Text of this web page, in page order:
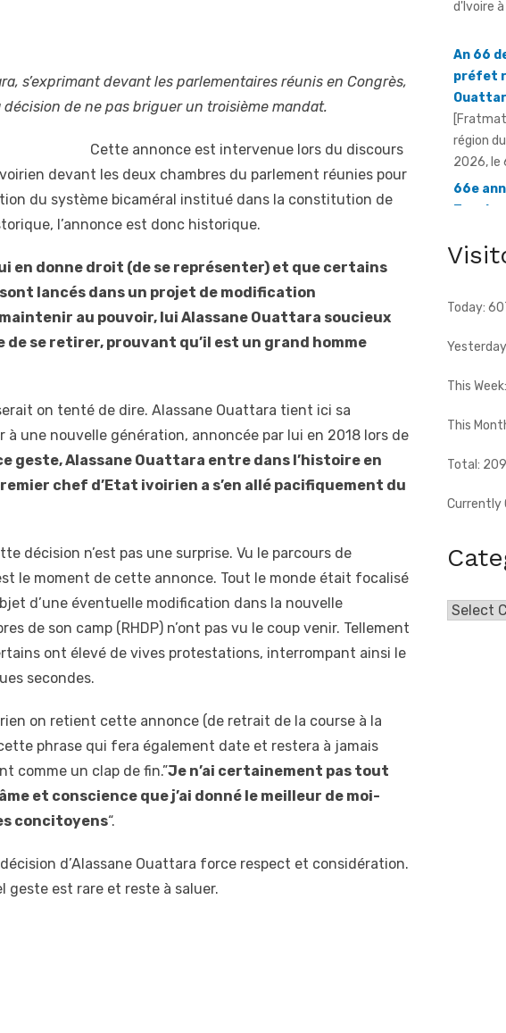
s’exprimant devant les parlementaires réunis en Congrès,
décision de ne pas briguer un troisième mandat.
Cette annonce est intervenue lors du discours
devant les deux chambres du parlement réunies pour
du système bicaméral institué dans la constitution de
l’annonce est donc historique.
en donne droit (de se représenter) et que certains
lancés dans un projet de modification
au pouvoir, lui Alassane Ouattara soucieux
de se retirer, prouvant qu’il est un grand homme
on tenté de dire. Alassane Ouattara tient ici sa
à une nouvelle génération, annoncée par lui en 2018 lors de
geste, Alassane Ouattara entre dans l’histoire en
chef d’Etat ivoirien a s’en allé pacifiquement du
décision n’est pas une surprise. Vu le parcours de
le moment de cette annonce. Tout le monde était focalisé
d’une éventuelle modification dans la nouvelle
de son camp (RHDP) n’ont pas vu le coup venir. Tellement
ont élevé de vives protestations, interrompant ainsi le
secondes.
on retient cette annonce (de retrait de la course à la
phrase qui fera également date et restera à jamais
comme un clap de fin.”Je n’ai certainement pas tout
et conscience que j’ai donné le meilleur de moi-
concitoyens“.
d’Alassane Ouattara force respect et considération.
est rare et reste à saluer.
région
2026, le
66e
Today:
Yesterday:
This
This
Total:
Currently